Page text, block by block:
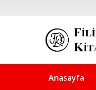
Anasayfa